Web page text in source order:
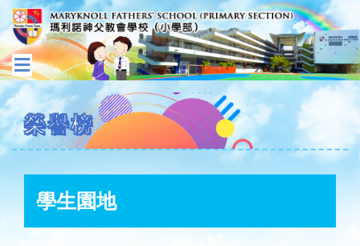
榮譽榜
學生園地